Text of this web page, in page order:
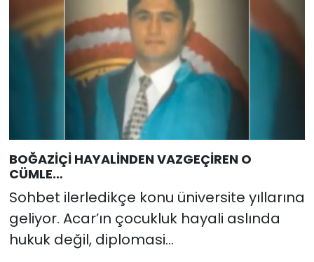
BOĞAZİÇİ HAYALİNDEN VAZGEÇİREN O
CÜMLE…
Sohbet ilerledikçe konu üniversite yıllarına
geliyor. Acar’ın çocukluk hayali aslında
hukuk değil, diplomasi…